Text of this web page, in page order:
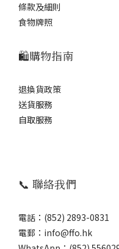
條款及細則
食物牌照
🛍️購物指南
退換貨政策
送貨服務
自取服務
📞 聯絡我們
電話：(852) 2893-0831
電郵：info@ffo.hk